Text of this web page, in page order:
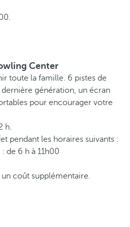
Center
toute la famille. 6 pistes de
génération, un écran
pour encourager votre
h.
pendant les horaires suivants :
de 6 h à 11h00
coût supplémentaire.